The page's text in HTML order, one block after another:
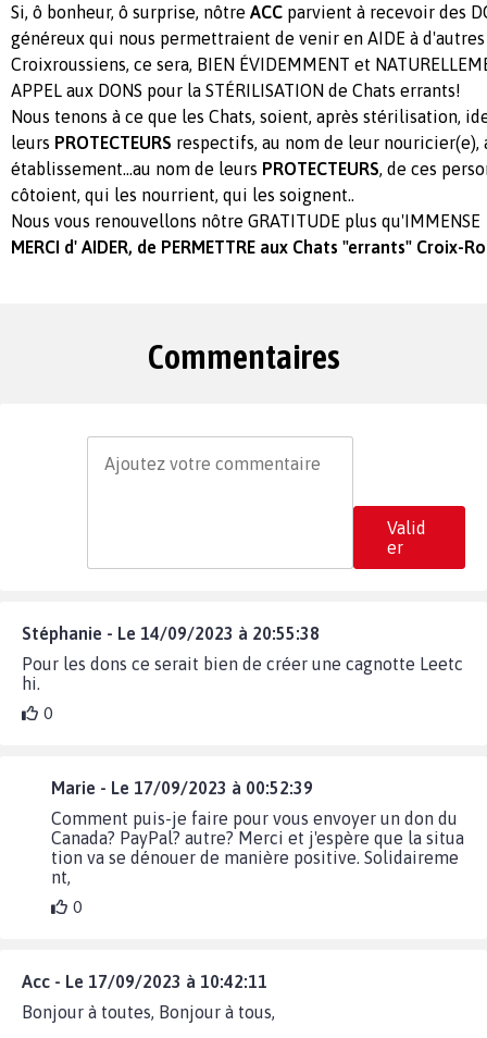
Si, ô bonheur, ô surprise, nôtre ACC parvient à recevoir des
généreux qui nous permettraient de venir en AIDE à d'autres
Croixroussiens, ce sera, BIEN ÉVIDEMMENT et
APPEL aux DONS pour la STÉRILISATION de Chats errants!
Nous tenons à ce que les Chats, soient, après stérilisation,
leurs PROTECTEURS respectifs, au nom de leur nouricier(e),
établissement...au nom de leurs PROTECTEURS, de ces
côtoient, qui les nourrient, qui les soignent..
Nous vous renouvellons nôtre GRATITUDE plus qu'IMMENSE
MERCI d' AIDER, de PERMETTRE aux Chats "errants" Croix-
Commentaires
Valid
er
Stéphanie - Le 14/09/2023 à 20:55:38
Pour les dons ce serait bien de créer une cagnotte Leetc
hi.
0
Marie - Le 17/09/2023 à 00:52:39
Comment puis-je faire pour vous envoyer un don du
Canada? PayPal? autre? Merci et j'espère que la situa
tion va se dénouer de manière positive. Solidaireme
nt,
0
Acc - Le 17/09/2023 à 10:42:11
Bonjour à toutes, Bonjour à tous,